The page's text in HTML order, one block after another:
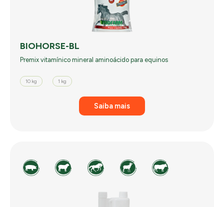
BIOHORSE-BL
Premix vitamínico mineral aminoácido para equinos
10 kg 1 kg
Saiba mais